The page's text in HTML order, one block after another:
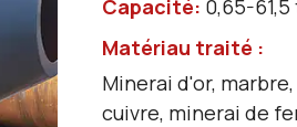
Capacité: 0,65-
Matériau traité :
Minerai d'or,
cuivre, minerai de